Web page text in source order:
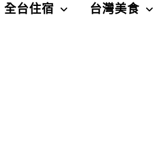
全台住宿 台灣美食